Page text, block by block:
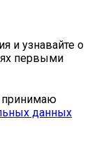
и узнавайте о
первыми
принимаю
данных